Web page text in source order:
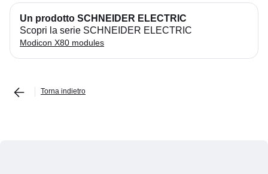
Un prodotto SCHNEIDER ELECTRIC
Scopri la serie SCHNEIDER ELECTRIC
Modicon X80 modules
Torna indietro